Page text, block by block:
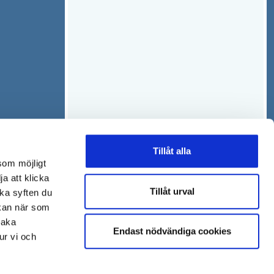
möjligt
att klicka
syften du
när som
vi och
Tillåt alla
Tillåt urval
Endast nödvändiga cookies